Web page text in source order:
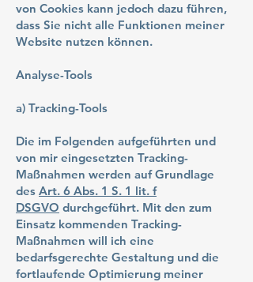
von Cookies kann jedoch dazu führen,
dass Sie nicht alle Funktionen meiner
Website nutzen können.
Analyse-Tools
a) Tracking-Tools
Die im Folgenden aufgeführten und
von mir eingesetzten Tracking-
Maßnahmen werden auf Grundlage
des Art. 6 Abs. 1 S. 1 lit. f
DSGVO durchgeführt. Mit den zum
Einsatz kommenden Tracking-
Maßnahmen will ich eine
bedarfsgerechte Gestaltung und die
fortlaufende Optimierung meiner